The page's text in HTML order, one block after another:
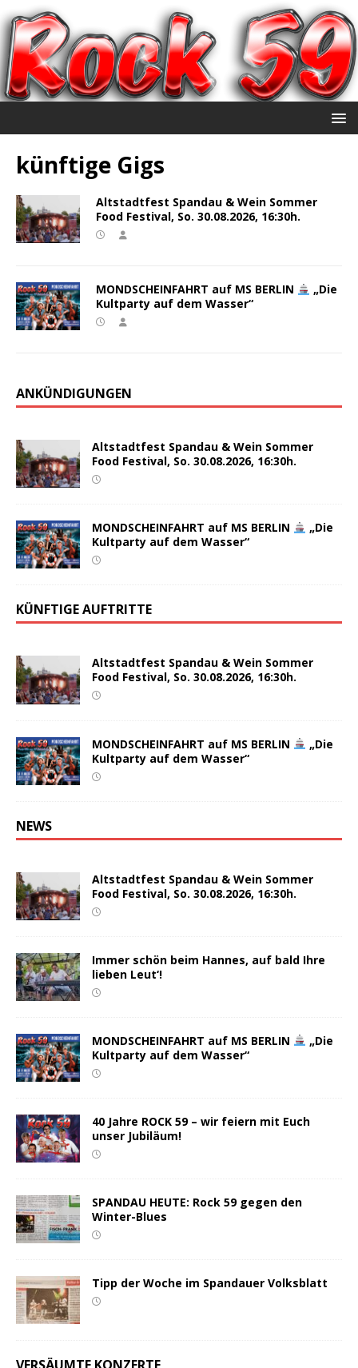
künftige Gigs
Altstadtfest Spandau & Wein Sommer
Food Festival, So. 30.08.2026, 16:30h.
MONDSCHEINFAHRT auf MS BERLIN
„Die
Kultparty auf dem Wasser“
ANKÜNDIGUNGEN
Altstadtfest Spandau & Wein Sommer
Food Festival, So. 30.08.2026, 16:30h.
MONDSCHEINFAHRT auf MS BERLIN
„Die
Kultparty auf dem Wasser“
KÜNFTIGE AUFTRITTE
Altstadtfest Spandau & Wein Sommer
Food Festival, So. 30.08.2026, 16:30h.
MONDSCHEINFAHRT auf MS BERLIN
„Die
Kultparty auf dem Wasser“
NEWS
Altstadtfest Spandau & Wein Sommer
Food Festival, So. 30.08.2026, 16:30h.
Immer schön beim Hannes, auf bald Ihre
lieben Leut‘!
MONDSCHEINFAHRT auf MS BERLIN
„Die
Kultparty auf dem Wasser“
40 Jahre ROCK 59 – wir feiern mit Euch
unser Jubiläum!
SPANDAU HEUTE: Rock 59 gegen den
Winter-Blues
Tipp der Woche im Spandauer Volksblatt